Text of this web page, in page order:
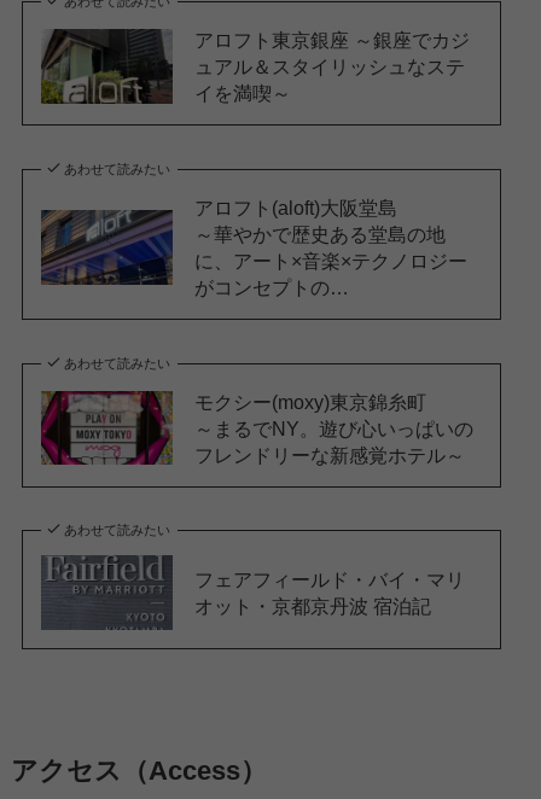
アロフト東京銀座 ～銀座でカジ
ュアル＆スタイリッシュなステ
イを満喫～
あわせて読みたい
アロフト(aloft)大阪堂島
～華やかで歴史ある堂島の地
に、アート×音楽×テクノロジー
がコンセプトの…
あわせて読みたい
モクシー(moxy)東京錦糸町
～まるでNY。遊び心いっぱいの
フレンドリーな新感覚ホテル～
あわせて読みたい
フェアフィールド・バイ・マリ
オット・京都京丹波 宿泊記
アクセス（Access）